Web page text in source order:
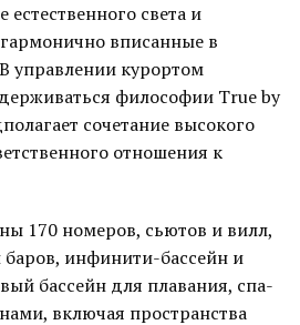
естественного света и
вписанные в
управлении курортом
философии True by
сочетание высокого
отношения к
170 номеров, сьютов и вилл,
баров, инфинити-бассейн и
бассейн для плавания, спа-
включая пространства